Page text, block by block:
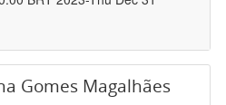
Gomes Magalhães